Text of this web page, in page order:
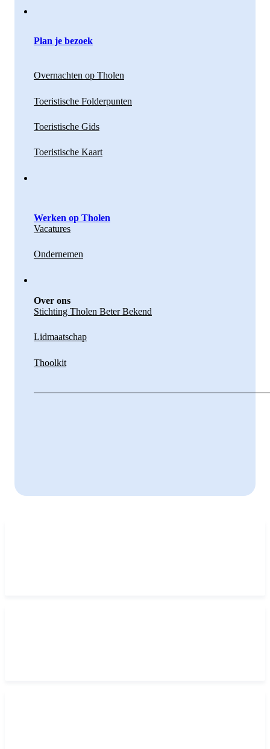
Plan je bezoek
Overnachten op Tholen
Toeristische Folderpunten
Toeristische Gids
Toeristische Kaart
Werken op Tholen
Vacatures
Ondernemen
Over ons
Stichting Tholen Beter Bekend
Lidmaatschap
Thoolkit